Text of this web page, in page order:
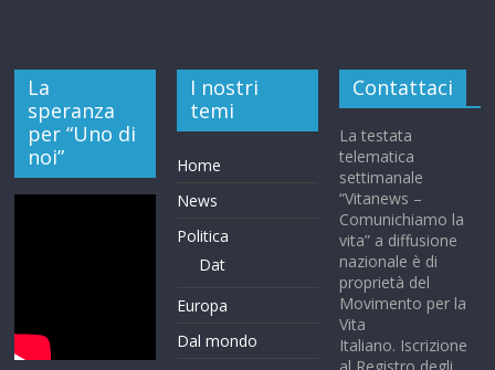
La
speranza
per “Uno di
noi”
I nostri
temi
Home
News
Politica
Dat
Europa
Dal mondo
Contattaci
La testata
telematica
settimanale
“Vitanews –
Comunichiamo la
vita” a diffusione
nazionale è di
proprietà del
Movimento per la
Vita
Italiano. Iscrizione